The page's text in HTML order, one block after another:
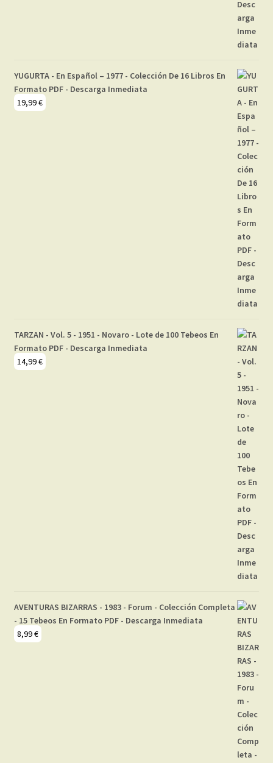
YUGURTA - En Español – 1977 - Colección De 16 Libros En
Formato PDF - Descarga Inmediata
19,99€
TARZAN - Vol. 5 - 1951 - Novaro - Lote de 100 Tebeos En
Formato PDF - Descarga Inmediata
14,99€
AVENTURAS BIZARRAS - 1983 - Forum - Colección Completa
- 15 Tebeos En Formato PDF - Descarga Inmediata
8,99€